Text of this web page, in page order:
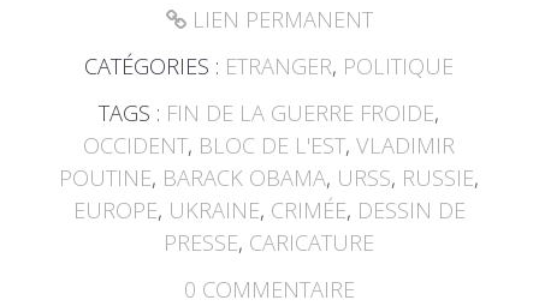
LIEN PERMANENT
CATÉGORIES : ETRANGER, POLITIQUE
TAGS : FIN DE LA GUERRE FROIDE,
OCCIDENT, BLOC DE L'EST,VLADIMIR
POUTINE, BARACK OBAMA, URSS, RUSSIE,
EUROPE, UKRAINE, CRIMÉE, DESSIN DE
PRESSE, CARICATURE
0 COMMENTAIRE